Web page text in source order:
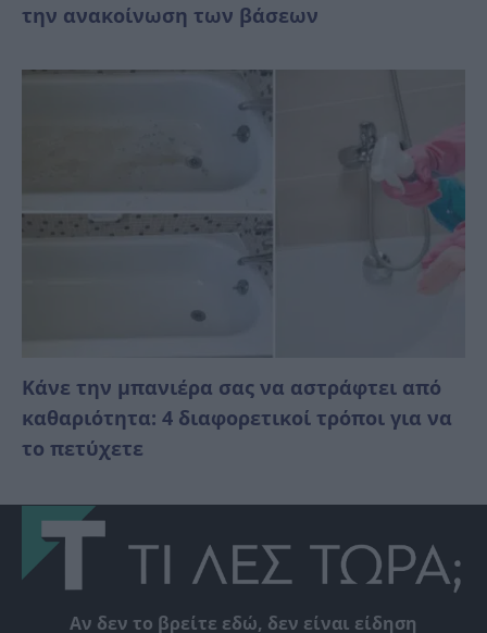
την ανακοίνωση των βάσεων
Κάνε την μπανιέρα σας να αστράφτει από
καθαριότητα: 4 διαφορετικοί τρόποι για να
το πετύχετε
Αν δεν το βρείτε εδώ, δεν είναι είδηση